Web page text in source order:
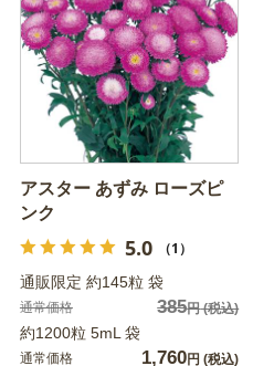
アスター あずみ ローズピ
ンク
5.0 （1）
通販限定 約145粒 袋
通常価格 385円(税込)
約1200粒 5mL 袋
通常価格 1,760円 (税込)